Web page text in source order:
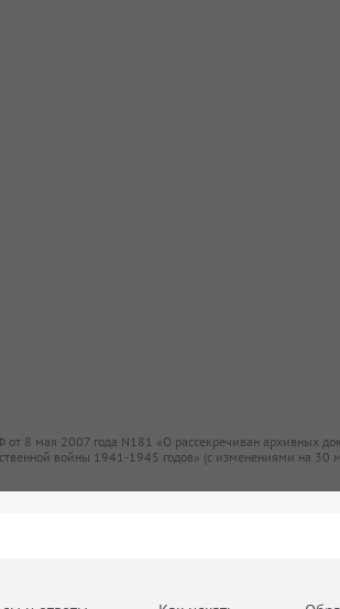
от 8 мая 2007 года N181 «О рассекречиван архивных
войны 1941-1945 годов» (с изменениями на 30